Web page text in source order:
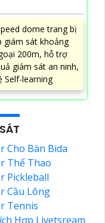
H5AS 5MP
camera quay
6 băng tần